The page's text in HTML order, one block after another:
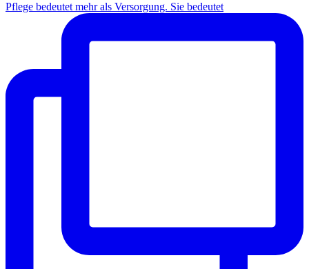
Pflege bedeutet mehr als Versorgung. Sie bedeutet